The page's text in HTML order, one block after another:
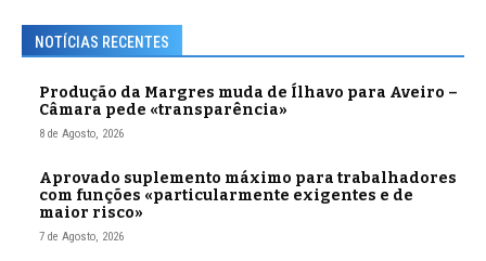
NOTÍCIAS RECENTES
Produção da Margres muda de Ílhavo para Aveiro –
Câmara pede «transparência»
8 de Agosto, 2026
Aprovado suplemento máximo para trabalhadores
com funções «particularmente exigentes e de
maior risco»
7 de Agosto, 2026